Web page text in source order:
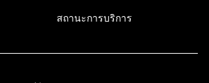
สถานะการบริการ